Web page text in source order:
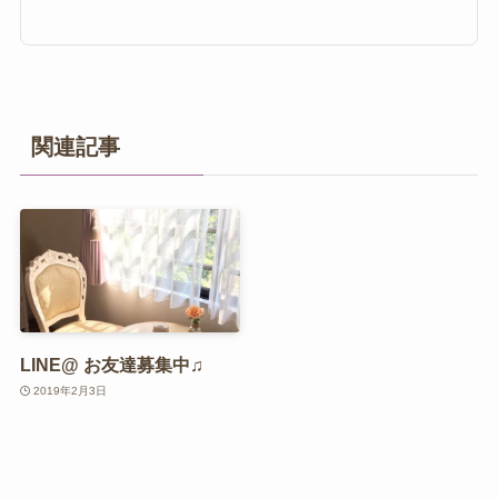
関連記事
LINE@ お友達募集中♫
2019年2月3日